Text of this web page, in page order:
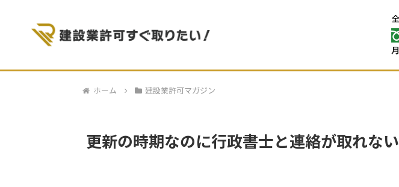
ホーム 建設業許可マガジン
更新の時期なのに行政書士と連絡が取れない